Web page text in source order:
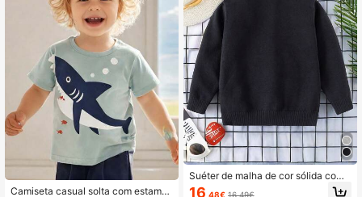
Camiseta casual solta com estamp
Suéter de malha de cor sólida com
gola alta para meninos, outono/inve
16 ,48€ 16,49€